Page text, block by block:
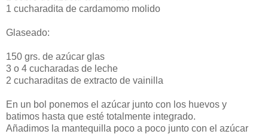
1 cucharadita de cardamomo molido
Glaseado:
150 grs. de azúcar glas
3 o 4 cucharadas de leche
2 cucharaditas de extracto de vainilla
En un bol ponemos el azúcar junto con los huevos y
batimos hasta que esté totalmente integrado.
Añadimos la mantequilla poco a poco junto con el azúcar